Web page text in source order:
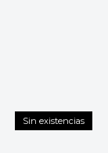
Sin existencias